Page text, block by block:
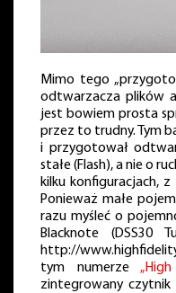
Mimo tego
odtwarzacza plików
jest bowiem prosta
przez to trudny. Tym
i przygotował
stałe (Flash), a nie o
kilku konfiguracjach,
Ponieważ małe
razu myśleć o
Blacknote (DSS30
http://
tym numerze
zintegrowany czytnik